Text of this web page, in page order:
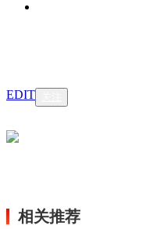
EDIT
相关推荐